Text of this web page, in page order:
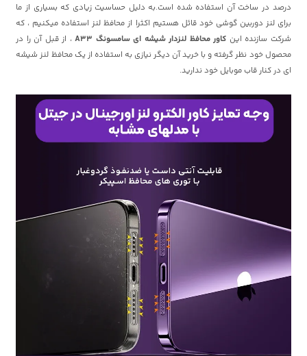
درصد در ساخت آن استفاده شده است.به دلیل حساسیت زیادی که بسیاری از ما
برای لنز دوربین گوشی خود قائل هستیم اکثرا از محافظ لنز استفاده میکنیم ، که
شرکت سازنده این کاور محافظ لنزدار شیشه ای سامسونگ A33
، از قبل آن را در
محصول خود نظر گرفته و با خرید آن دیگر نیازی به استفاده از یک محافظ لنز شیشه
ای در کنار قاب موبایل خود ندارید.